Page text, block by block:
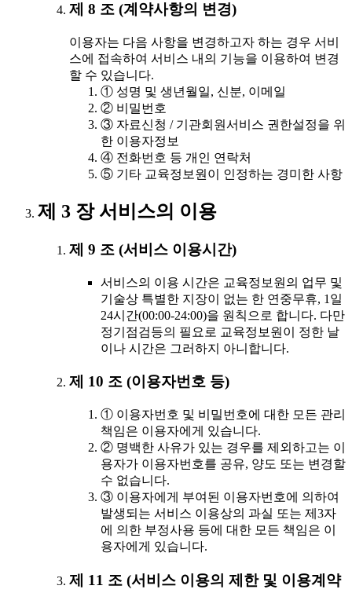
제 8 조 (계약사항의 변경)
이용자는 다음 사항을 변경하고자 하는 경우 서비
스에 접속하여 서비스 내의 기능을 이용하여 변경
할 수 있습니다.
① 성명 및 생년월일, 신분, 이메일
② 비밀번호
③ 자료신청 / 기관회원서비스 권한설정을 위
한 이용자정보
④ 전화번호 등 개인 연락처
⑤ 기타 교육정보원이 인정하는 경미한 사항
제 3 장 서비스의 이용
제 9 조 (서비스 이용시간)
서비스의 이용 시간은 교육정보원의 업무 및
기술상 특별한 지장이 없는 한 연중무휴, 1일
24시간(00:00-24:00)을 원칙으로 합니다. 다만
정기점검등의 필요로 교육정보원이 정한 날
이나 시간은 그러하지 아니합니다.
제 10 조 (이용자번호 등)
① 이용자번호 및 비밀번호에 대한 모든 관리
책임은 이용자에게 있습니다.
② 명백한 사유가 있는 경우를 제외하고는 이
용자가 이용자번호를 공유, 양도 또는 변경할
수 없습니다.
③ 이용자에게 부여된 이용자번호에 의하여
발생되는 서비스 이용상의 과실 또는 제3자
에 의한 부정사용 등에 대한 모든 책임은 이
용자에게 있습니다.
제 11 조 (서비스 이용의 제한 및 이용계약